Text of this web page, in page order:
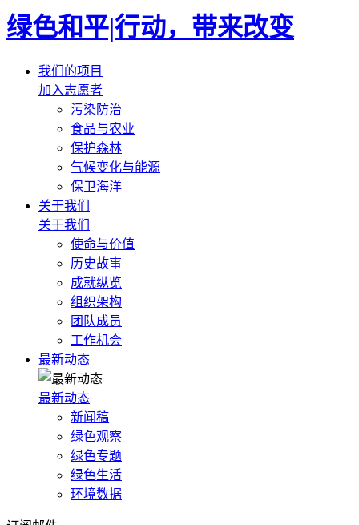
绿色和平|行动，带来改变
我们的项目
加入志愿者
污染防治
食品与农业
保护森林
气候变化与能源
保卫海洋
关于我们
关于我们
使命与价值
历史故事
成就纵览
组织架构
团队成员
工作机会
最新动态
最新动态
新闻稿
绿色观察
绿色专题
绿色生活
环境数据